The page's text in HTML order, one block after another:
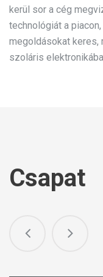
kerül sor a cég
technológiát a
megoldásokat keres,
szoláris
Csapat